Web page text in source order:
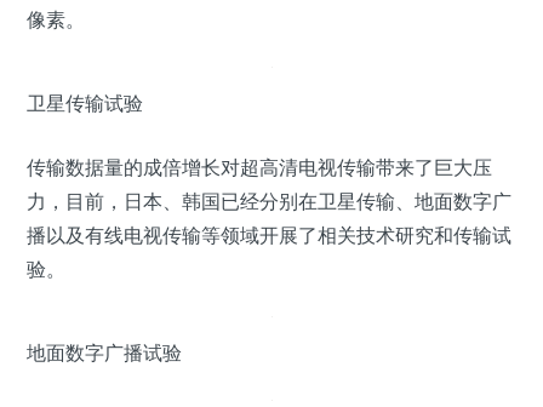
像素。
卫星传输试验
传输数据量的成倍增长对超高清电视传输带来了巨大压
力，目前，日本、韩国已经分别在卫星传输、地面数字广
播以及有线电视传输等领域开展了相关技术研究和传输试
验。
地面数字广播试验